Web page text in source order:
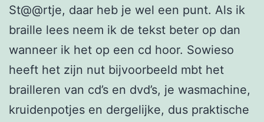
St@@rtje, daar heb je wel een punt. Als ik
braille lees neem ik de tekst beter op dan
wanneer ik het op een cd hoor. Sowieso
heeft het zijn nut bijvoorbeeld mbt het
brailleren van cd’s en dvd’s, je wasmachine,
kruidenpotjes en dergelijke, dus praktische